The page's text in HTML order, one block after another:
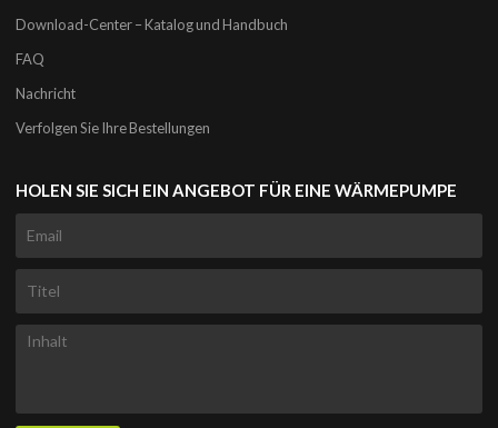
Download-Center – Katalog und Handbuch
FAQ
Nachricht
Verfolgen Sie Ihre Bestellungen
HOLEN SIE SICH EIN ANGEBOT FÜR EINE WÄRMEPUMPE